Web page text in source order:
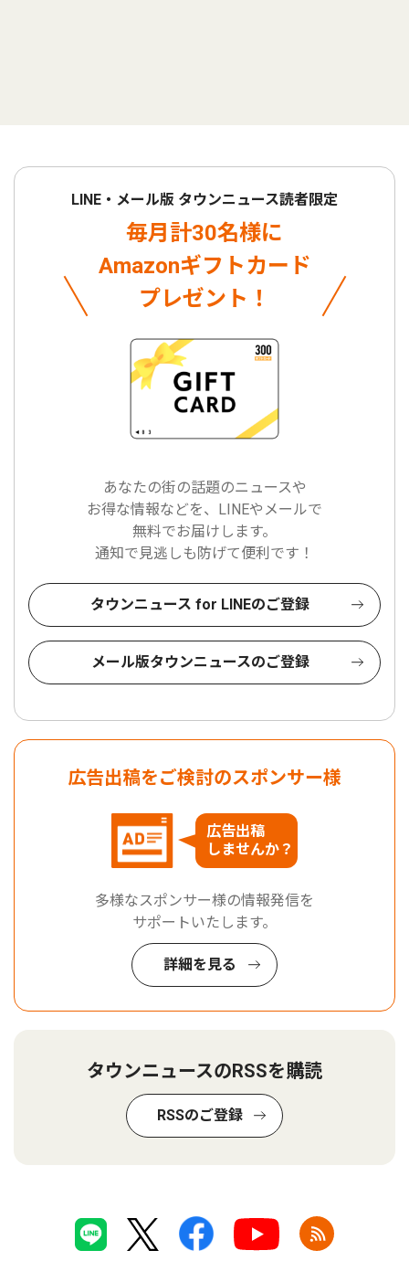
LINE・メール版 タウンニュース読者限定
毎月計30名様に
Amazonギフトカード
プレゼント！
あなたの街の話題のニュースや
お得な情報などを、LINEやメールで
無料でお届けします。
通知で見逃しも防げて便利です！
タウンニュース for LINEのご登録
メール版タウンニュースのご登録
広告出稿をご検討のスポンサー様
広告出稿
しませんか？
多様なスポンサー様の情報発信を
サポートいたします。
詳細を見る
タウンニュースのRSSを購読
RSSのご登録